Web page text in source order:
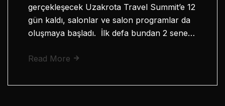
gerçekleşecek Uzakrota Travel Summit’e 12
gün kaldı, salonlar ve salon programlar da
oluşmaya başladı. İlk defa bundan 2 sene…
Read More